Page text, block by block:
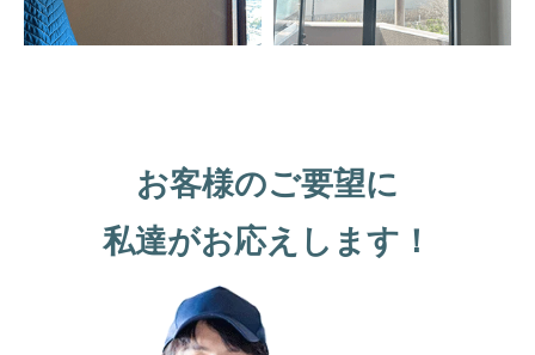
お客様のご要望に
私達がお応えします！